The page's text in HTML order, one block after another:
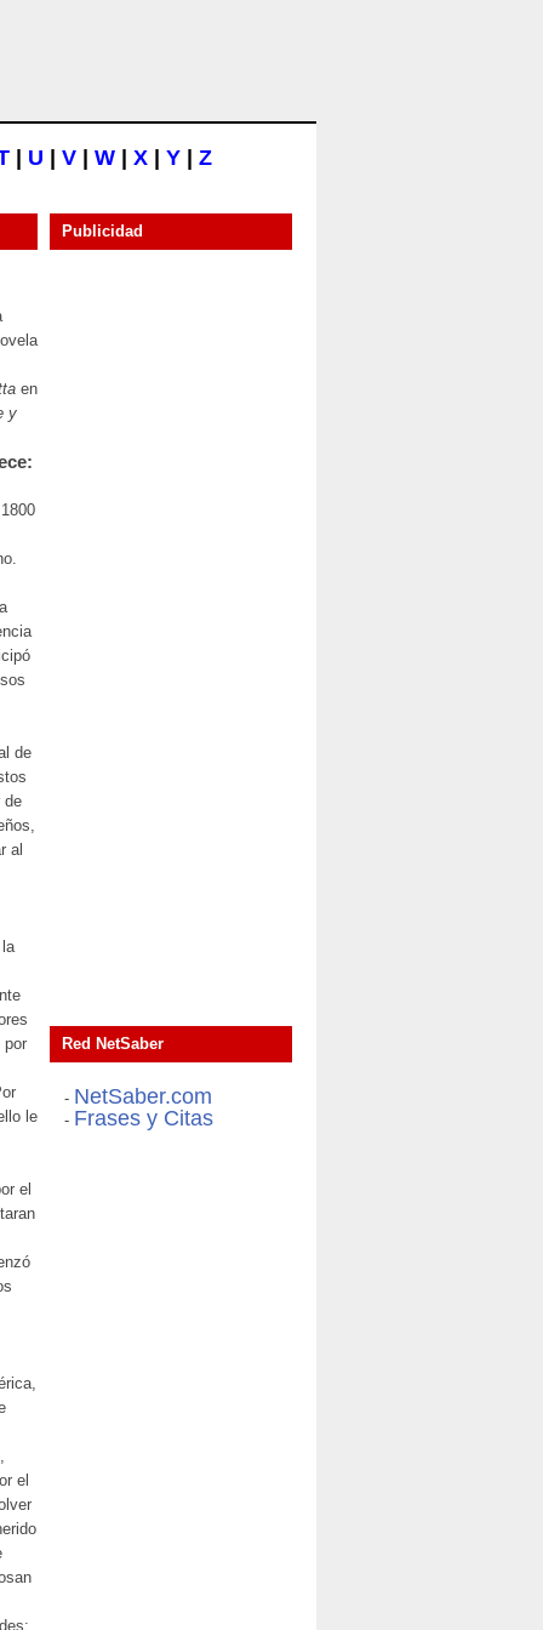
U V W X Y Z
en
y
de
de
al
por
le
el
el
Publicidad
Red NetSaber
- NetSaber.com
- Frases y Citas